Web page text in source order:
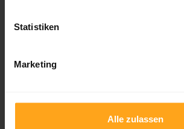
Statistiken
Marketing
Alle zulassen
07.08.2026
443,02 €